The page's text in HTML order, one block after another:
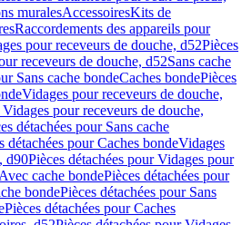
muralesAccessoiresKits de
Raccordements des appareils pour
pour receveurs de douche, d52Pièces
receveurs de douche, d52Sans cache
Sans cache bondeCaches bondePièces
Vidages pour receveurs de douche,
pour receveurs de douche,
détachées pour Sans cache
détachées pour Caches bondeVidages
d90Pièces détachées pour Vidages pour
Avec cache bondePièces détachées pour
bondePièces détachées pour Sans
Pièces détachées pour Caches